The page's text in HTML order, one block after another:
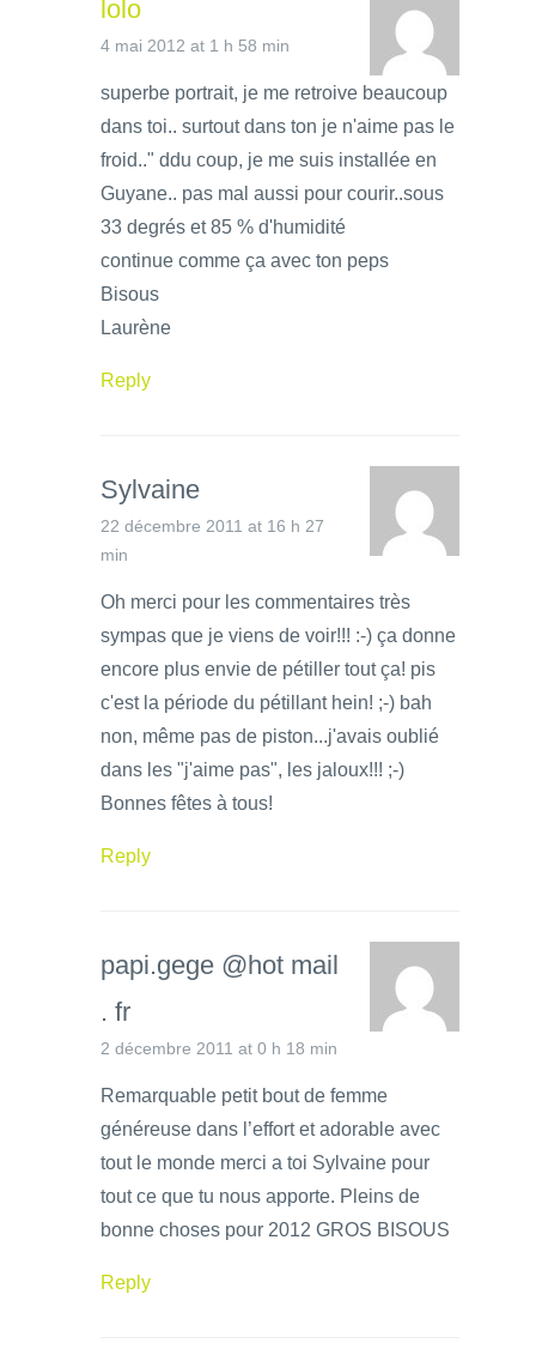
lolo
4 mai 2012 at 1 h 58 min
superbe portrait, je me retroive beaucoup
dans toi.. surtout dans ton je n'aime pas le
froid.." ddu coup, je me suis installée en
Guyane.. pas mal aussi pour courir..sous
33 degrés et 85 % d'humidité
continue comme ça avec ton peps
Bisous
Laurène
Reply
Sylvaine
22 décembre 2011 at 16 h 27
min
Oh merci pour les commentaires très
sympas que je viens de voir!!! :-) ça donne
encore plus envie de pétiller tout ça! pis
c'est la période du pétillant hein! ;-) bah
non, même pas de piston...j'avais oublié
dans les "j'aime pas", les jaloux!!! ;-)
Bonnes fêtes à tous!
Reply
papi.gege @hot mail
. fr
2 décembre 2011 at 0 h 18 min
Remarquable petit bout de femme
généreuse dans l’effort et adorable avec
tout le monde merci a toi Sylvaine pour
tout ce que tu nous apporte. Pleins de
bonne choses pour 2012 GROS BISOUS
Reply